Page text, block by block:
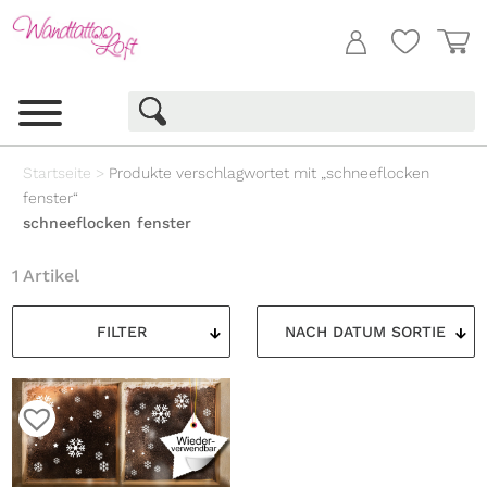
Startseite > Produkte verschlagwortet mit „schneeflocken
fenster“
schneeflocken fenster
FILTER
1 Artikel